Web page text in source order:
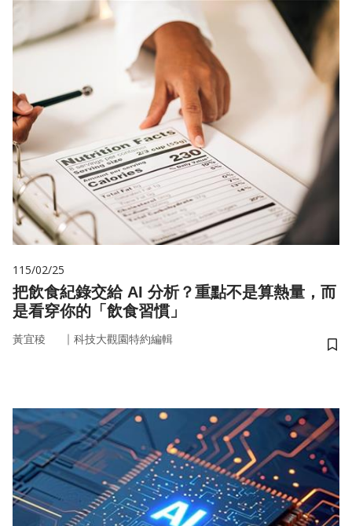
115/02/25
把飲食紀錄交給 AI 分析？重點不是算熱量，而
是看穿你的「飲食習慣」
黃宜稜 ｜ 科技大觀園特約編輯
儲